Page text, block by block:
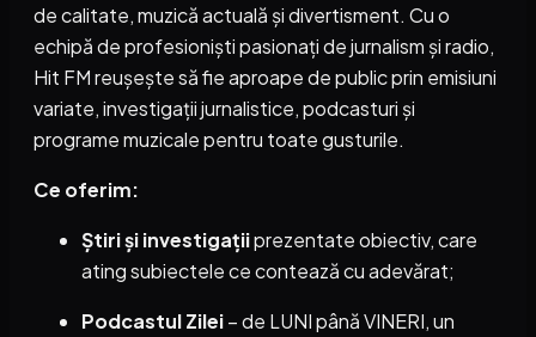
de calitate, muzică actuală și divertisment. Cu o
echipă de profesioniști pasionați de jurnalism și radio,
Hit FM reușește să fie aproape de public prin emisiuni
variate, investigații jurnalistice, podcasturi și
programe muzicale pentru toate gusturile.
Ce oferim:
Știri și investigațiiprezentate obiectiv, care
ating subiectele ce contează cu adevărat;
Podcastul Zilei– de LUNI până VINERI, un